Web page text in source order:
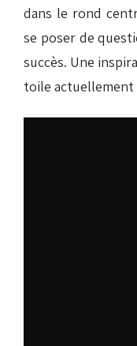
dans le rond
se poser de
succès. Une
toile actuellement